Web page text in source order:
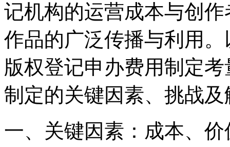
记机构的运营成本与创
作品的广泛传播与利用
版权登记申办费用制定
制定的关键因素、挑战
一、关键因素：成本、